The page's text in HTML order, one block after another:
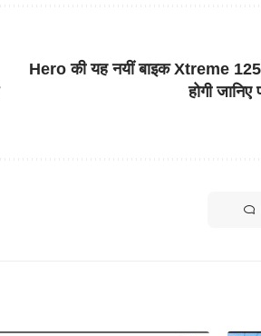
Hero की यह नयीं बाइक Xtreme
होगी जानिए